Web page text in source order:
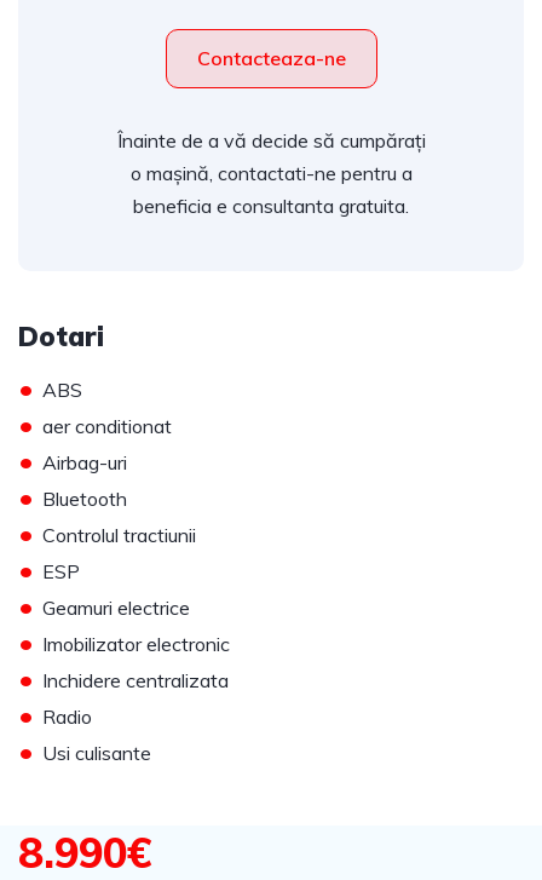
Contacteaza-ne
Înainte de a vă decide să cumpărați
o mașină, contactati-ne pentru a
beneficia e consultanta gratuita.
Dotari
• ABS
• aer conditionat
• Airbag-uri
• Bluetooth
• Controlul tractiunii
• ESP
• Geamuri electrice
• Imobilizator electronic
• Inchidere centralizata
• Radio
• Usi culisante
8.990€